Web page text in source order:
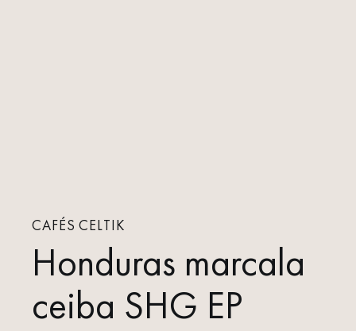
CAFÉS CELTIK
Honduras marcala
ceiba SHG EP